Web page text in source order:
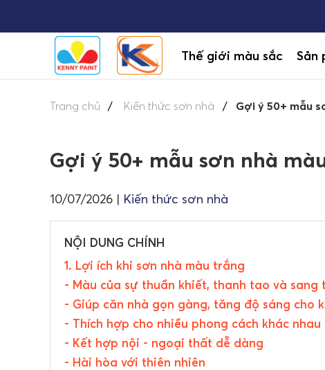
Thế giới màu sắc Sản
Trang chủ Kiến thức sơn nhà Gợi ý 50+ mẫu
Gợi ý 50+ mẫu sơn nhà
10/07/2026 | Kiến thức sơn nhà
NỘI DUNG CHÍNH
1. Lợi ích khi sơn nhà màu trắng
- Màu của sự thuần khiết, thanh tao và sang
- Giúp căn nhà gọn gàng, tăng độ sáng cho
- Thích hợp cho nhiều phong cách khác nhau
- Kết hợp nội - ngoại thất dễ dàng
- Hài hòa với thiên nhiên